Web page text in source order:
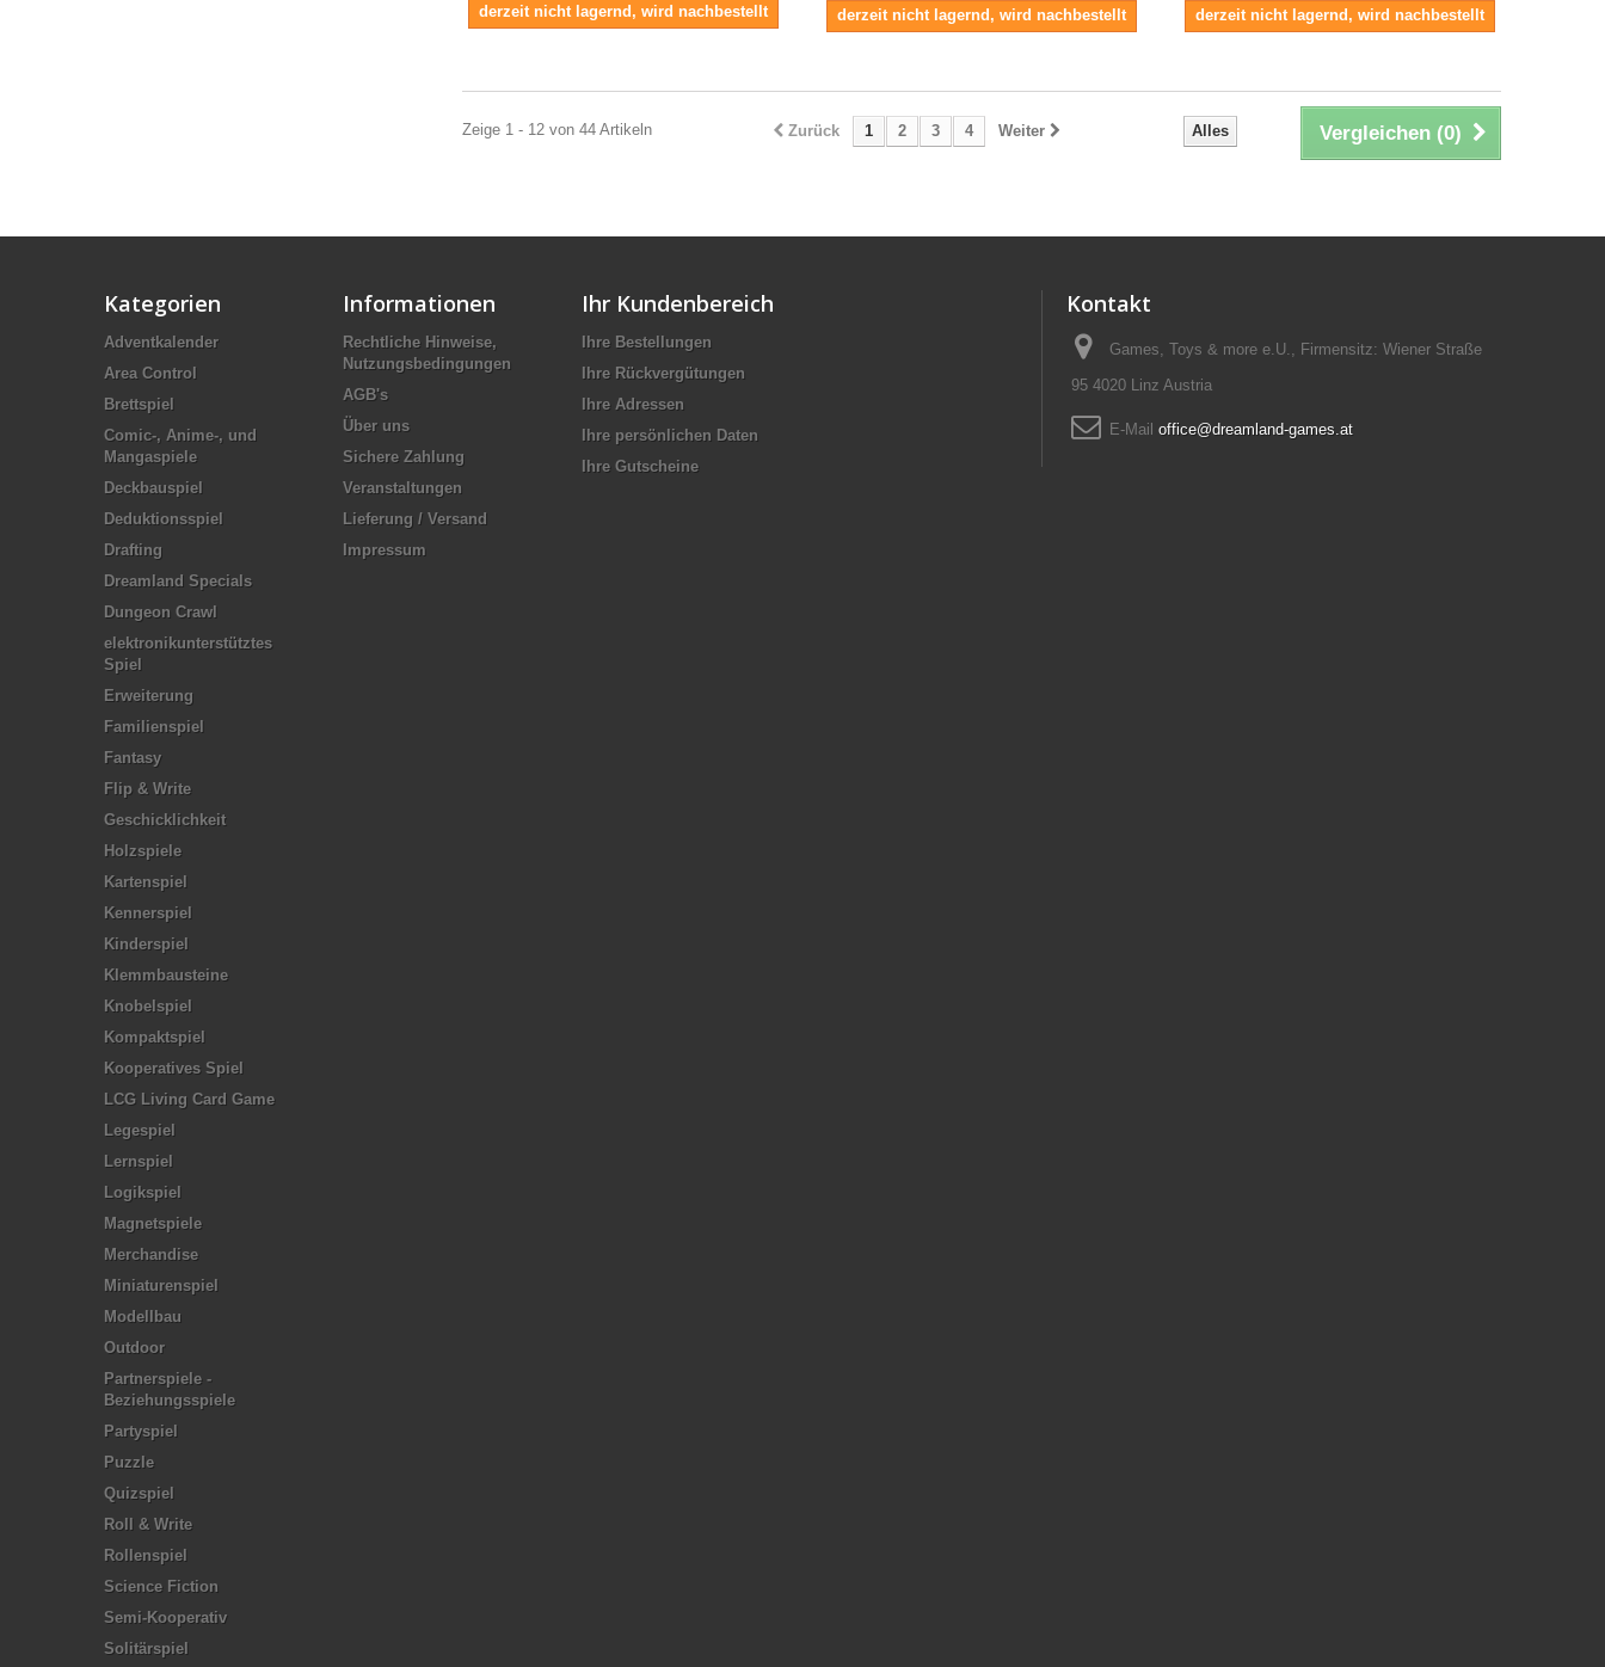
derzeit nicht lagernd, wird nachbestellt derzeit nicht lagernd, wird nachbestellt derzeit nicht lagernd, wird nachbestellt
Vergleichen (0)
Alles
Zurück 1 2 3 4 Weiter
Zeige 1 - 12 von 44 Artikeln
Kategorien
Adventkalender
Area Control
Brettspiel
Comic-, Anime-, und
Mangaspiele
Deckbauspiel
Deduktionsspiel
Drafting
Dreamland Specials
Dungeon Crawl
elektronikunterstütztes
Spiel
Erweiterung
Familienspiel
Fantasy
Flip & Write
Geschicklichkeit
Holzspiele
Kartenspiel
Kennerspiel
Kinderspiel
Klemmbausteine
Knobelspiel
Kompaktspiel
Kooperatives Spiel
LCG Living Card Game
Legespiel
Lernspiel
Logikspiel
Magnetspiele
Merchandise
Miniaturenspiel
Modellbau
Outdoor
Partnerspiele -
Beziehungsspiele
Partyspiel
Puzzle
Quizspiel
Roll & Write
Rollenspiel
Science Fiction
Semi-Kooperativ
Solitärspiel
Informationen
Rechtliche Hinweise,
Nutzungsbedingungen
AGB's
Über uns
Sichere Zahlung
Veranstaltungen
Lieferung / Versand
Impressum
Ihr Kundenbereich
Ihre Bestellungen
Ihre Rückvergütungen
Ihre Adressen
Ihre persönlichen Daten
Ihre Gutscheine
Kontakt
Games, Toys & more e.U., Firmensitz: Wiener Straße
95 4020 Linz Austria
E-Mail office@dreamland-games.at